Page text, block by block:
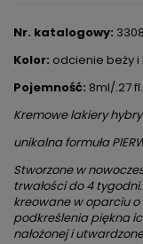
Nr. katalogowy:
Kolor: odcienie beży
Pojemność: 8ml/.27
Kremowe lakiery
unikalna formuła
Stworzone w
trwałości do 4
kreowane w oparciu
podkreślenia piękna
nałożonej i